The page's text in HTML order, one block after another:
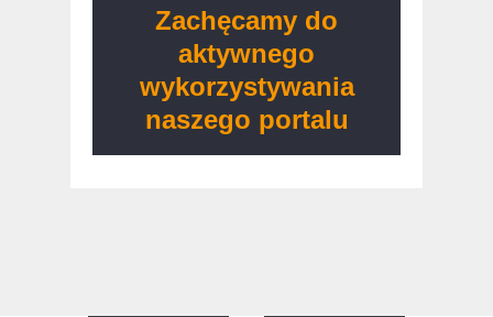
Zachęcamy do
aktywnego
wykorzystywania
naszego portalu